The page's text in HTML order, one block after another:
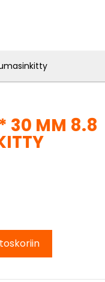
30 MM 8.8